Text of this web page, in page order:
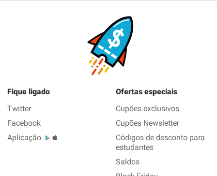
Fique ligado
Twitter
Facebook
Aplicação
Ofertas especiais
Cupões exclusivos
Cupões Newsletter
Códigos de desconto para
estudantes
Saldos